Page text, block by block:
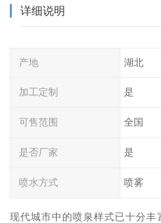
详细说明
产地 湖北
加工定制 是
可售范围 全国
是否厂家 是
喷水方式 喷雾
现代城市中的喷泉样式已十分